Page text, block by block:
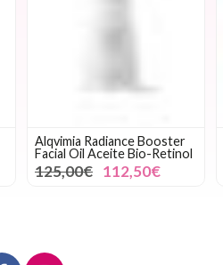
Alqvimia Radiance Booster
Facial Oil Aceite Bio-Retinol
125,00€ 112,50€